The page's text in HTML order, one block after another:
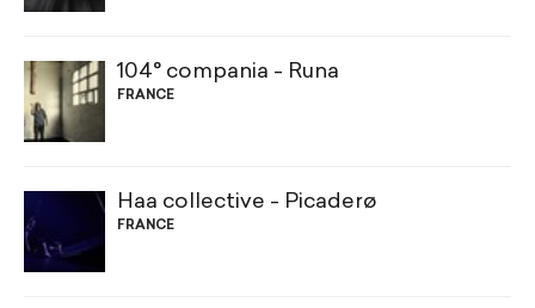
104° compania - Runa
FRANCE
Haa collective - Picaderø
FRANCE